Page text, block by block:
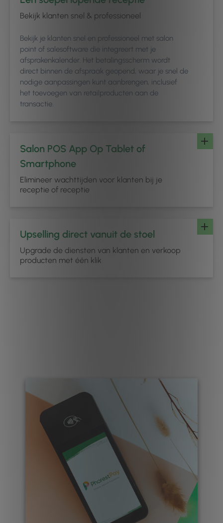
Bekijk klanten snel & professioneel
Bekijk je klanten snel en professioneel met salon
point of salesoftware die integreert met je
afsprakenkalender. Het betalingsscherm wordt
direct binnen de afspraak geopend, waar je snel de
nodige aanpassingen kunt aanbrengen, inclusief
het toevoegen van retailproducten aan de
transactie.
Salon POS App Op Tablet of
Smartphone
Elimineer wachttijden voor klanten bij je
receptie of receptie
Upselling direct vanuit de stoel
Upgrade de diensten van klanten en verkoop
producten met één klik